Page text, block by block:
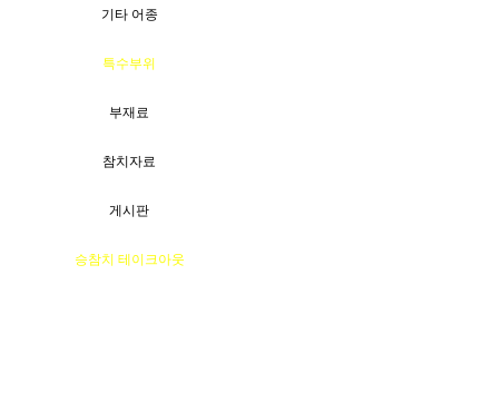
기타 어종
특수부위
부재료
참치자료
게시판
승참치 테이크아웃